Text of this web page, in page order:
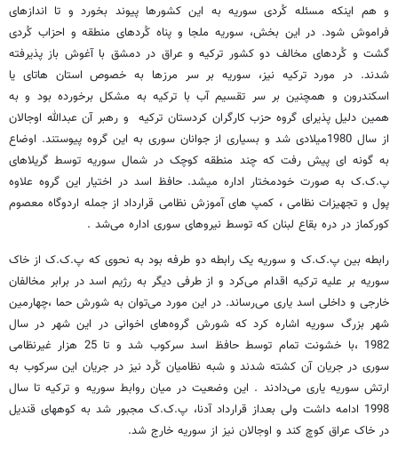
و هم اینکه مسئله کُردی سوریه به این کشورها پیوند بخورد و تا اندازه­ای
فراموش شود. در این بخش، سوریه ملجا و پناه کُردهای منطقه و احزاب کُردی
گشت و کُردهای مخالف دو کشور ترکیه و عراق در دمشق با آغوش باز پذیرفته
شدند. در مورد ترکیه نیز، سوریه بر سر مرزها به خصوص استان­ هاتای یا
اسکندرون و همچنین بر سر تقسیم آب با ترکیه به مشکل برخورده بود و به
همین دلیل پذیرای گروه حزب کارگران کردستان ترکیه و رهبر آن عبدالله اوجالان
از سال 1980میلادی شد و بسیاری از جوانان سوری به این گروه پیوستند. اوضاع
به گونه ­ای پیش رفت که چند منطقه کوچک در شمال سوریه توسط گریلاهای
پ.ک.ک به صورت خودمختار اداره می­شد. حافظ اسد در اختیار این گروه علاوه
پول و تجهیزات نظامی ، کمپ های آموزش نظامی قرارداد از جمله اردوگاه معصوم
کورکماز در دره بقاع لبنان که توسط نیروهای سوری اداره می‌شد .
رابطه بین پ.ک.ک و سوریه یک رابطه دو طرفه بود به نحوی که پ.ک.ک از خاک
سوریه بر علیه ترکیه اقدام می‌کرد و از طرفی دیگر به رژیم اسد در برابر مخالفان
خارجی و داخلی اسد یاری می‌رساند. در این مورد می‌توان به شورش حما ،چهارمین
شهر بزرگ سوریه اشاره کرد که شورش گروه‌های اخوانی در این شهر در سال
1982 ،با خشونت تمام توسط حافظ اسد سرکوب شد و تا 25 هزار غیرنظامی
سوری در جریان آن کشته شدند و شبه نظامیان کُرد نیز در جریان این سرکوب به
ارتش سوریه یاری می‌دادند . این وضعیت در میان روابط سوریه و ترکیه تا سال
1998 ادامه داشت ولی بعداز قرارداد آدنا، پ.ک.ک مجبور شد به کوه­های قندیل
در خاک عراق کوچ کند و اوجالان نیز از سوریه خارج شد.